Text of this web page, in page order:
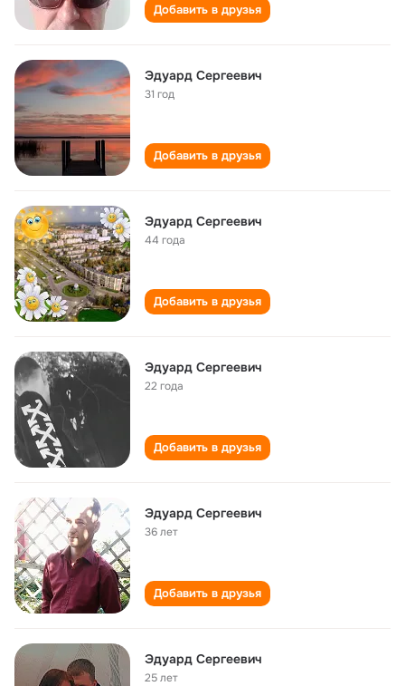
Добавить в друзья
Эдуард Сергеевич
31 год
Добавить в друзья
Эдуард Сергеевич
44 года
Добавить в друзья
Эдуард Сергеевич
22 года
Добавить в друзья
Эдуард Сергеевич
36 лет
Добавить в друзья
Эдуард Сергеевич
25 лет